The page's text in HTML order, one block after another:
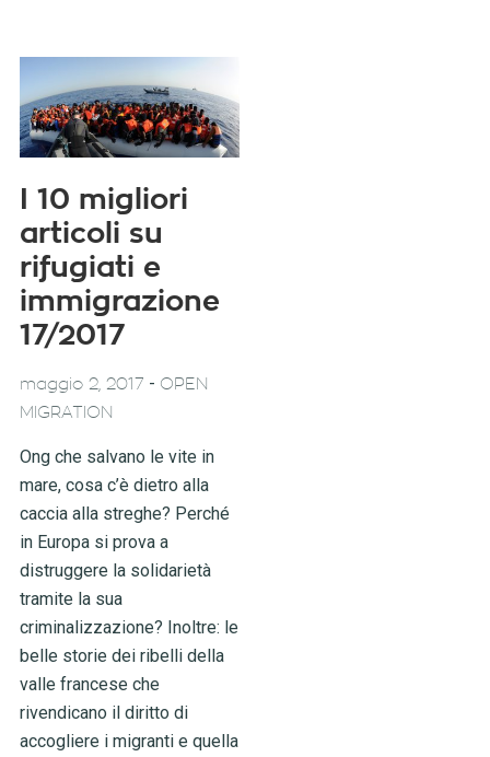
I 10 migliori
articoli su
rifugiati e
immigrazione
17/2017
maggio 2, 2017 - OPEN
MIGRATION
Ong che salvano le vite in
mare, cosa c’è dietro alla
caccia alla streghe? Perché
in Europa si prova a
distruggere la solidarietà
tramite la sua
criminalizzazione? Inoltre: le
belle storie dei ribelli della
valle francese che
rivendicano il diritto di
accogliere i migranti e quella